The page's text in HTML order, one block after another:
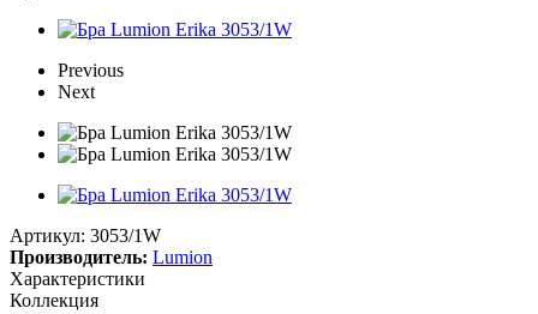
Previous
Next
Артикул: 3053/1W
Производитель: Lumion
Характеристики
Коллекция